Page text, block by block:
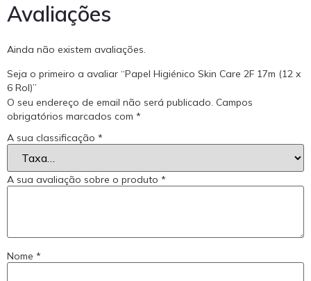
Avaliações
Ainda não existem avaliações.
Seja o primeiro a avaliar “Papel Higiénico Skin Care 2F 17m (12 x
6 Rol)”
O seu endereço de email não será publicado. Campos
obrigatórios marcados com *
A sua classificação *
A sua avaliação sobre o produto *
Nome *